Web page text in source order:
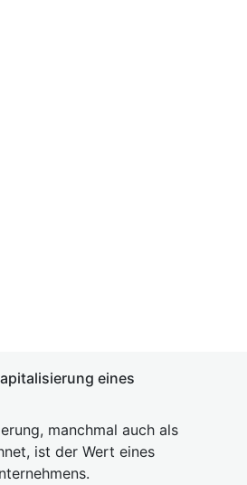
eines
manchmal auch als
ist der Wert eines